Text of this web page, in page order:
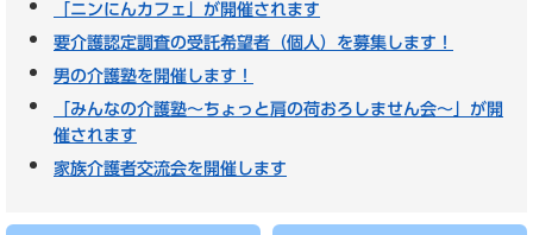
「ニンにんカフェ」が開催されます
要介護認定調査の受託希望者（個人）を募集します！
男の介護塾を開催します！
「みんなの介護塾～ちょっと肩の荷おろしません会～」が開
催されます
家族介護者交流会を開催します